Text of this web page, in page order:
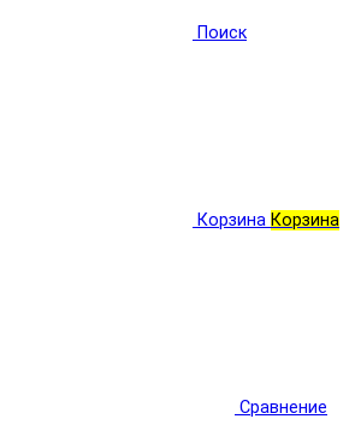
Поиск
Корзина Корзина
Сравнение